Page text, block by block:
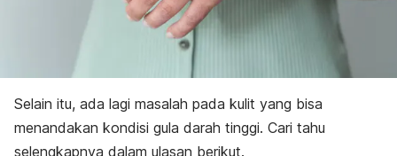
Selain itu, ada lagi masalah pada kulit yang bisa
menandakan kondisi gula darah tinggi. Cari tahu
selengkapnya dalam ulasan berikut.